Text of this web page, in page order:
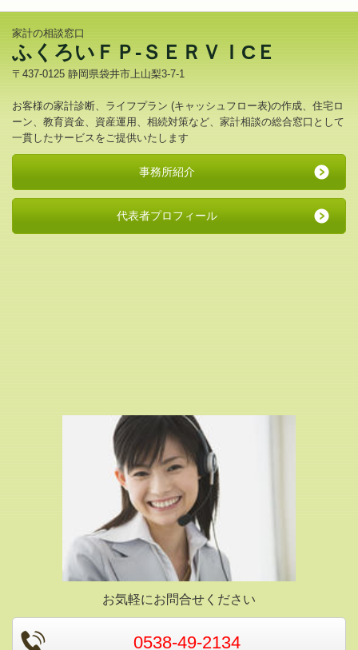
家計の相談窓口
ふくろいＦＰ-ＳＥＲＶＩCＥ
〒437-0125 静岡県袋井市上山梨3-7-1
お客様の家計診断、ライフプラン (キャッシュフロー表)の作成、住宅ロ
ーン、教育資金、資産運用、相続対策など、家計相談の総合窓口として
一貫したサービスをご提供いたします
事務所紹介
代表者プロフィール
お気軽にお問合せください
0538-49-2134